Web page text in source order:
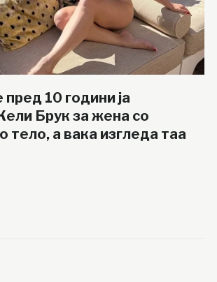
10 години ја
Брук за жена со
тело, а вака изгледа таа